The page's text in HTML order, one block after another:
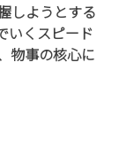
しようとする
いくスピード
物事の核心に